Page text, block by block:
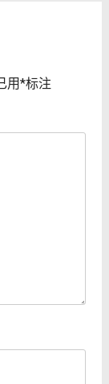
用*标注